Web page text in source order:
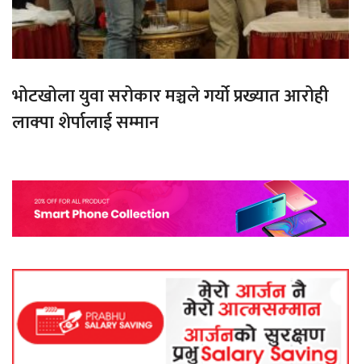
भोटखोला युवा सरोकार मञ्चले गर्यो प्रख्यात आरोही
लाक्पा शेर्पालाई सम्मान